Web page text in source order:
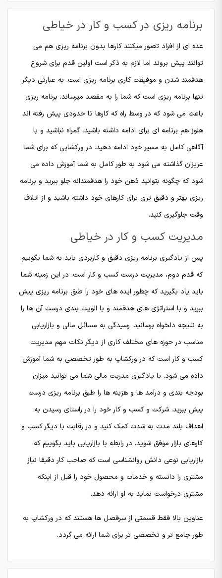
برنامه ریزی در کسب و کار در خیاطی
عده ای از افراد تصور میکنند کارها بدون برنامه ریزی هم می
توانند پیش بروند اما لازم به ذکر است اولین قدم برای شروع
هدفمند شدن و موفیقت کاری برنامه ریزی است. به عبارتی دیگر
تنها برنامه ریزی است که شما را به مقصد میرساند. برنامه ریزی
باعث می شود که در وسط راه که کارها تا حدودی پیش رفته اند
هنوز هم برنامه ای برای ادامه داشته باشید، گمراه نباشید و با
آگاهی کامل به مسیر خود ادامه دهید. در ورکشاپی که برای شما
عزیزان گذاشته می شود به طور کامل به شما آموزش داده می
شود که چگونه بتوانید ذهن خود را هدفمندانه جلو ببرید و برنامه
ریزی بهتر و دقیق تری برای کارهای خود داشته باشید و از اتلاف
وقت جلوگیری کنید.
مدیریت کسب و کار در خیاطی
پس از یادگیری برنامه ریزی دقیق و کاربردی باید به شما بگوییم
که قدم دوم، مدیریت درست کسب و کار است. در این زمینه شما
باید یاد بگیرید که چطور ایده های خود را طبق برنامه ریزی پیش
ببرید و با استراتژی های هدفمند و با الویت بندی درست آن ها را
به نتیجه دلخواه برسانید. رسیدگی به مسائل مالی و بازاریابی
مناسب در حوزه های مختلف کاری از دیگر نکات مهم مدیریت
کسب و کار است که در ورکشاپ به طور تخصصی به شما آموزش
داده می شود. با یادگیری مدریت مالی شما می توانید میزان
بودجه بندی و درآمد ها و هزینه ها را طبق برنامه ریزی درست
پیش ببرید. شرکت و کسب و کار خود را در راستای رسیدن به
اهداف بلند مدت به شدت کمک کنید و در رقابت با دیگر کسب و
کارهای بازار موفق شوید. در رابطه با بازاریابی باید بگوییم که
بازاریابی نوعی دانش روانشناسی است که صاحب کار دقیقا نیاز
مشتری را دانسته و خدمات و محصول خود را قبل از اینکه
مشتری درخواست نماید به او ارائه دهد.
عناوین بالا فقط قسمتی از سرفصل ها هستند که در ورکشاپ به
طور جامع تر و تخصصی تر برای شما ارائه می گردد.